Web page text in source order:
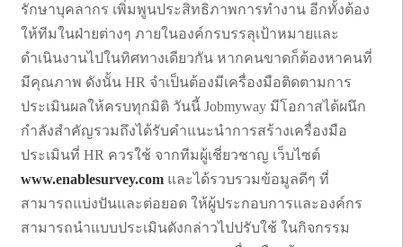
รักษาบุคลากร เพิ่มพูนประสิทธิภาพการทำงาน อีกทั้งต้อง
ให้ทีมในฝ่ายต่างๆ ภายในองค์กรบรรลุเป้าหมายและ
ดำเนินงานไปในทิศทางเดียวกัน หากคนขาดก็ต้องหาคนที่
มีคุณภาพ ดังนั้น HR จำเป็นต้องมีเครื่องมือติดตามการ
ประเมินผลให้ครบทุกมิติ วันนี้ Jobmyway มีโอกาสได้ผนึก
กำลังสำคัญรวมถึงได้รับคำแนะนำการสร้างเครื่องมือ
ประเมินที่ HR ควรใช้ จากทีมผู้เชี่ยวชาญ เว็บไซต์
www.enablesurvey.com และได้รวบรวมข้อมูลดีๆ ที่
สามารถแบ่งปันและต่อยอด ให้ผู้ประกอบการและองค์กร
สามารถนำแบบประเมินดังกล่าวไปปรับใช้ ในกิจกรรม